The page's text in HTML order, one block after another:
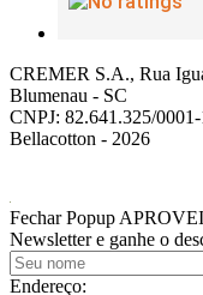
CREMER S.A., Rua
Blumenau - SC
CNPJ: 82.641.325/
Bellacotton - 2026
Fechar Popup
Newsletter e ganhe o
Endereço: